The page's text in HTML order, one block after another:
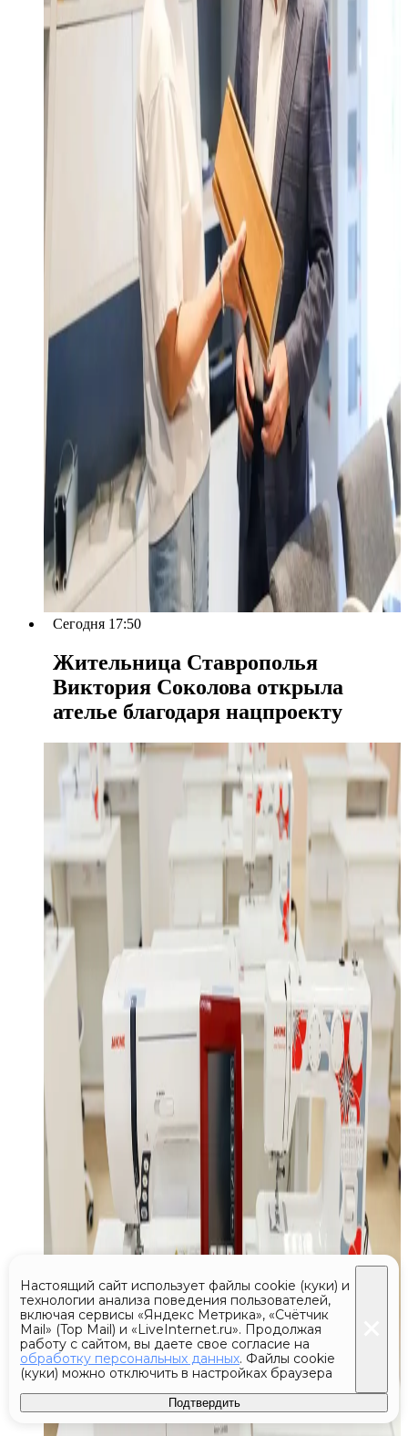
Сегодня 17:50
Жительница Ставрополья
Виктория Соколова открыла
ателье благодаря нацпроекту
Настоящий сайт использует файлы cookie (куки) и
технологии анализа поведения пользователей,
включая сервисы «Яндекс Метрика», «Счётчик
Mail» (Top Mail) и «LiveInternet.ru». Продолжая
работу с сайтом, вы даете свое согласие на
обработку персональных данных. Файлы cookie
(куки) можно отключить в настройках браузера
Подтвердить